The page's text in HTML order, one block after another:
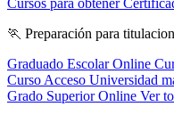
Cursos para obtener
🏃 Preparación para
Graduado Escolar Online
Curso Acceso Universidad
Grado Superior Online Ver